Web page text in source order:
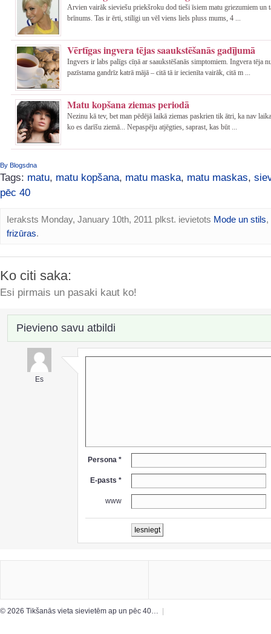
Arvien vairāk sieviešu priekšroku dod tieši īsiem matu griezumiem un
brīnums. Tas ir ērti, stilīgi un vēl viens liels pluss mums, 4 ...
Vērtīgas ingvera tējas saaukstēšanās gadījumā
Ingvers ir labs palīgs cīņā ar saaukstēšanās simptomiem. Ingvera tēja
pazīstama gandrīz katrā mājā – citā tā ir iecienīta vairāk, citā m ...
Matu kopšana ziemas periodā
Nezinu kā tev, bet man pēdējā laikā ziemas paskrien tik ātri, ka nav
ko es darīšu ziemā... Nepaspēju atjēgties, saprast, kas būt ...
By Blogsdna
Tags: matu, matu kopšana, matu maska, matu maskas,
pēc 40
Ieraksts Monday, January 10th, 2011 plkst. ievietots Mode un stils,
frizūras.
Ko citi saka:
Esi pirmais un pasaki kaut ko!
Pievieno savu atbildi
Es
Persona *
E-pasts *
www
© 2026 Tikšanās vieta sievietēm ap un pēc 40… |